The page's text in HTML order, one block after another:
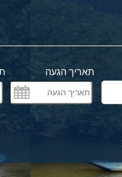
תאריך הגעה